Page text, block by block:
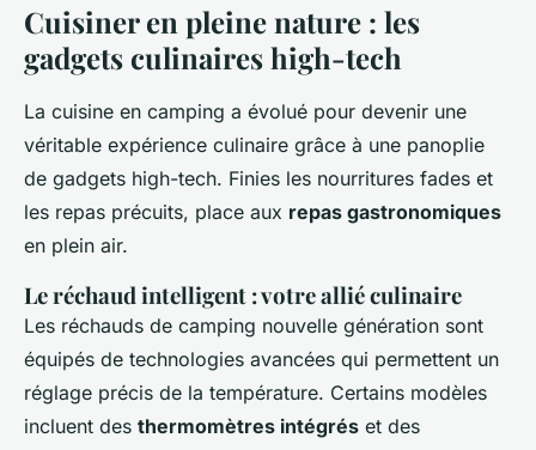
Cuisiner en pleine nature : les
gadgets culinaires high-tech
La cuisine en camping a évolué pour devenir une
véritable expérience culinaire grâce à une panoplie
de gadgets high-tech. Finies les nourritures fades et
les repas précuits, place aux repas gastronomiques
en plein air.
Le réchaud intelligent : votre allié culinaire
Les réchauds de camping nouvelle génération sont
équipés de technologies avancées qui permettent un
réglage précis de la température. Certains modèles
incluent des thermomètres intégrés et des